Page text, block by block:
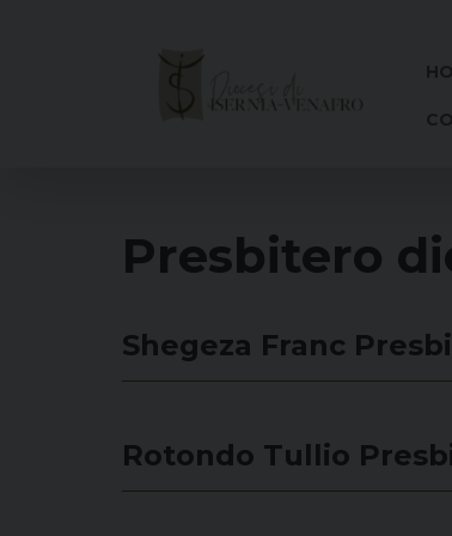
Presbitero
Shegeza Franc
Rotondo Tullio